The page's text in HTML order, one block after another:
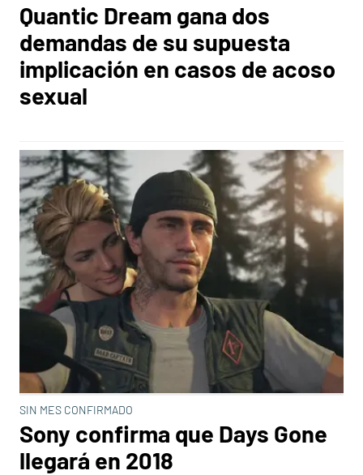
Quantic Dream gana dos
demandas de su supuesta
implicación en casos de acoso
sexual
SIN MES CONFIRMADO
Sony confirma que Days Gone
llegará en 2018